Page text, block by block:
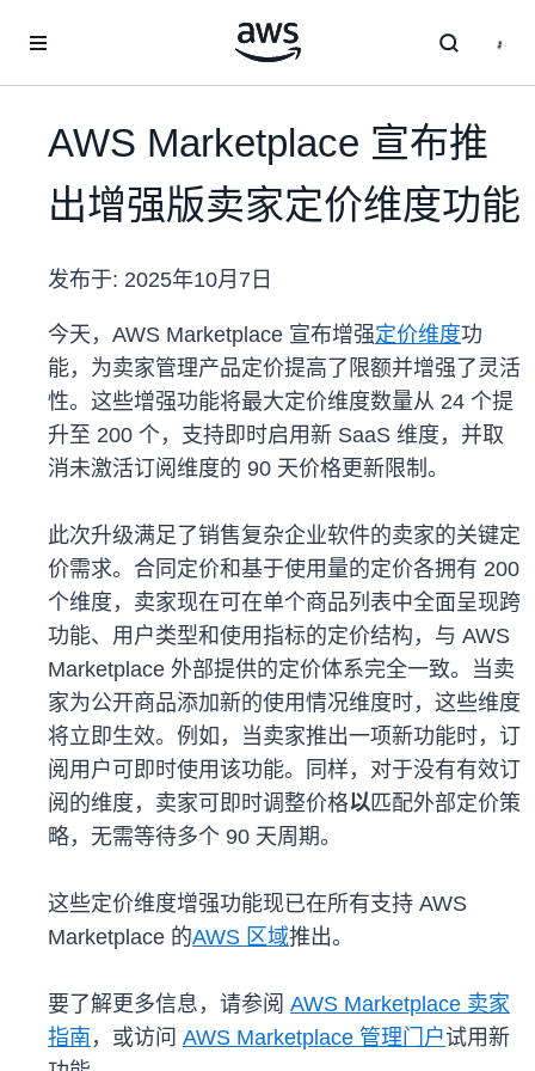
AWS Marketplace 宣布推
出增强版卖家定价维度功能
发布于: 2025年10月7日
今天，AWS Marketplace 宣布增强定价维度功
能，为卖家管理产品定价提高了限额并增强了灵活
性。这些增强功能将最大定价维度数量从 24 个提
升至 200 个，支持即时启用新 SaaS 维度，并取
消未激活订阅维度的 90 天价格更新限制。
此次升级满足了销售复杂企业软件的卖家的关键定
价需求。合同定价和基于使用量的定价各拥有 200
个维度，卖家现在可在单个商品列表中全面呈现跨
功能、用户类型和使用指标的定价结构，与 AWS
Marketplace 外部提供的定价体系完全一致。当卖
家为公开商品添加新的使用情况维度时，这些维度
将立即生效。例如，当卖家推出一项新功能时，订
阅用户可即时使用该功能。同样，对于没有有效订
阅的维度，卖家可即时调整价格以匹配外部定价策
略，无需等待多个 90 天周期。
这些定价维度增强功能现已在所有支持 AWS
Marketplace 的AWS 区域推出。
要了解更多信息，请参阅 AWS Marketplace 卖家
指南 ，或访问 AWS Marketplace 管理门户试用新